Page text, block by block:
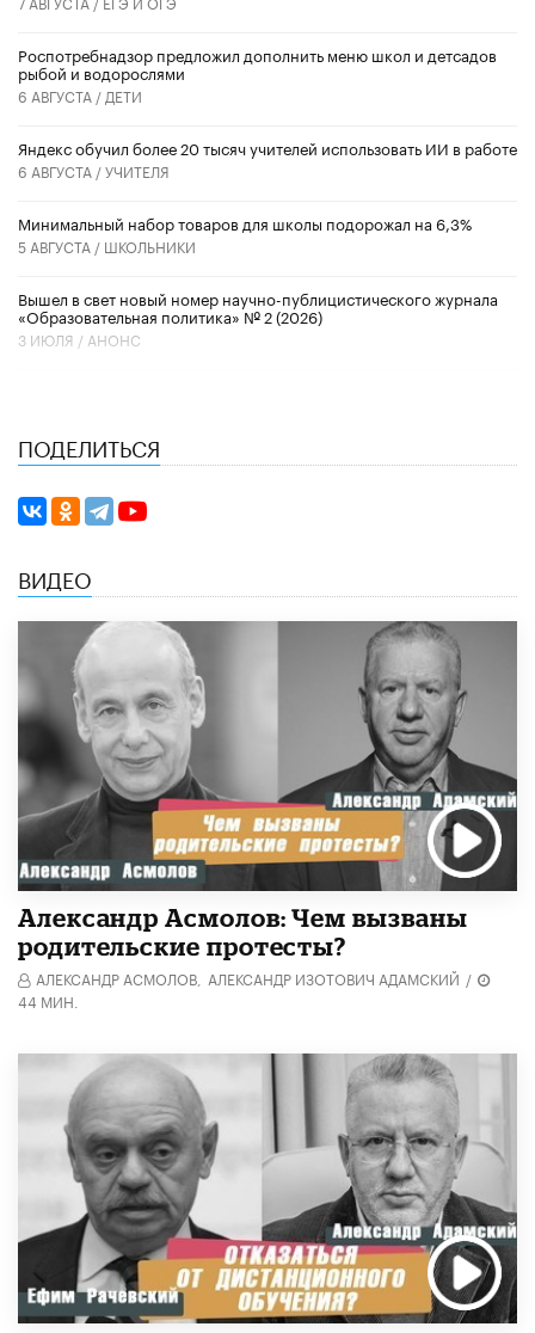
Роспотребнадзор предложил дополнить меню школ и детсадов
рыбой и водорослями
6 АВГУСТА / ДЕТИ
​Яндекс обучил более 20 тысяч учителей использовать ИИ в работе
6 АВГУСТА /УЧИТЕЛЯ
Минимальный набор товаров для школы подорожал на 6,3%
5 АВГУСТА / ШКОЛЬНИКИ
Вышел в свет новый номер научно-публицистического журнала
«Образовательная политика» № 2 (2026)
3 ИЮЛЯ / АНОНС
ПОДЕЛИТЬСЯ
ВИДЕО
Александр Асмолов: Чем вызваны
родительские протесты?
АЛЕКСАНДР АСМОЛОВ, АЛЕКСАНДР ИЗОТОВИЧ АДАМСКИЙ /
44 МИН.